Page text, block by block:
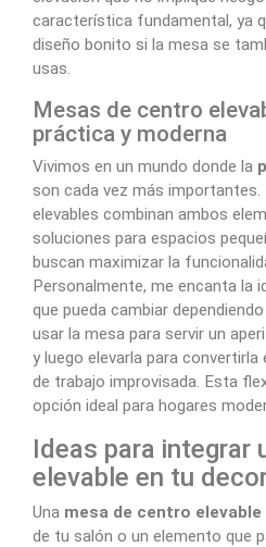
característica fundamental, ya
diseño bonito si la mesa se
usas.
Mesas de centro
práctica y moderna
Vivimos en un mundo donde la
son cada vez más
elevables combinan ambos
soluciones para espacios
buscan maximizar la
Personalmente, me encanta la
que pueda cambiar
usar la mesa para servir un
y luego elevarla para
de trabajo improvisada. Esta
opción ideal para hogares
Ideas para integrar
elevable en tu
Una mesa de centro elevable
de tu salón o un elemento que